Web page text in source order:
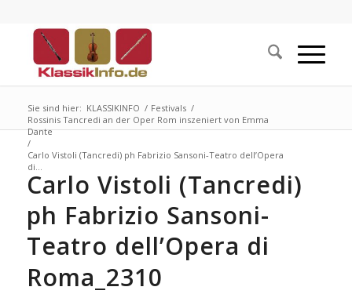
Sie sind hier: KLASSIKINFO / Festivals /
Rossinis Tancredi an der Oper Rom inszeniert von Emma
Dante
/
Carlo Vistoli (Tancredi) ph Fabrizio Sansoni-Teatro dell’Opera
di...
Carlo Vistoli (Tancredi)
ph Fabrizio Sansoni-
Teatro dell’Opera di
Roma_2310